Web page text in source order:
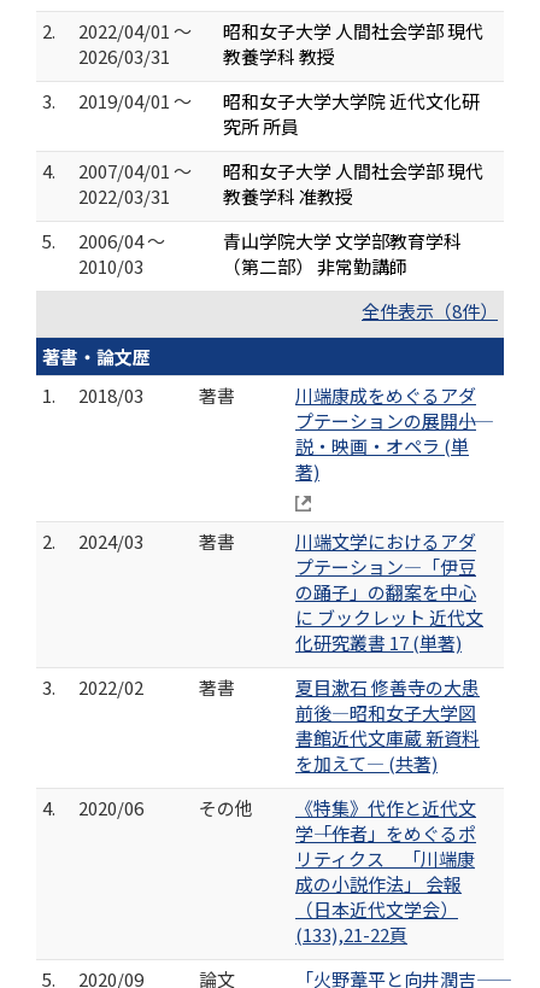
2.
2022/04/01 ～
2026/03/31
昭和女子大学 人間社会学部 現代
教養学科 教授
3.
2019/04/01 ～
昭和女子大学大学院 近代文化研
究所 所員
4.
2007/04/01 ～
2022/03/31
昭和女子大学 人間社会学部 現代
教養学科 准教授
5.
2006/04 ～
2010/03
青山学院大学 文学部教育学科
（第二部） 非常勤講師
全件表示（8件）
著書・論文歴
1.
2018/03 著書
川端康成をめぐるアダ
プテーションの展開――小
説・映画・オペラ (単
著)
2. 2024/03 著書
川端文学におけるアダ
プテーション―「伊豆
の踊子」の翻案を中心
に ブックレット 近代文
化研究叢書 17 (単著)
3.
2022/02 著書
夏目漱石 修善寺の大患
前後―昭和女子大学図
書館近代文庫蔵 新資料
を加えて― (共著)
4.
2020/06 その他
《特集》代作と近代文
学――「作者」をめぐるポ
リティクス 「川端康
成の小説作法」 会報
（日本近代文学会）
(133),21-22頁
5.
2020/09 論文 「火野葦平と向井潤吉――